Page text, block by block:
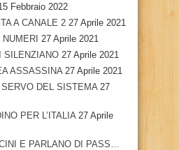
Febbraio 2022
A CANALE 2 27 Aprile 2021
27 Aprile 2021
SILENZIANO 27 Aprile 2021
ASSASSINA 27 Aprile 2021
SERVO DEL SISTEMA 27
PER L’ITALIA 27 Aprile
E PARLANO DI PASS…